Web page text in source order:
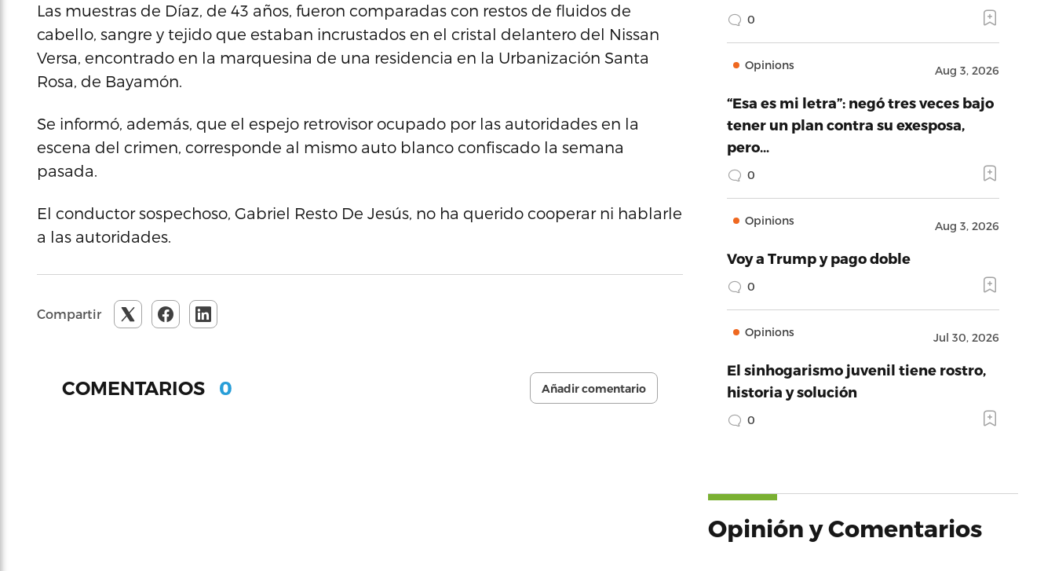
Las muestras de Díaz, de 43 años, fueron comparadas con restos de fluidos de
cabello, sangre y tejido que estaban incrustados en el cristal delantero del Nissan
Versa, encontrado en la marquesina de una residencia en la Urbanización Santa
Rosa, de Bayamón.
Se informó, además, que el espejo retrovisor ocupado por las autoridades en la
escena del crimen, corresponde al mismo auto blanco confiscado la semana
pasada.
El conductor sospechoso, Gabriel Resto De Jesús, no ha querido cooperar ni hablarle
a las autoridades.
Compartir
COMENTARIOS 0 Añadir comentario
0
Opinions Aug 3, 2026
“Esa es mi letra”: negó tres veces bajo
tener un plan contra su exesposa,
pero…
0
Opinions Aug 3, 2026
Voy a Trump y pago doble
0
Opinions Jul 30, 2026
El sinhogarismo juvenil tiene rostro,
historia y solución
0
Opinión y Comentarios